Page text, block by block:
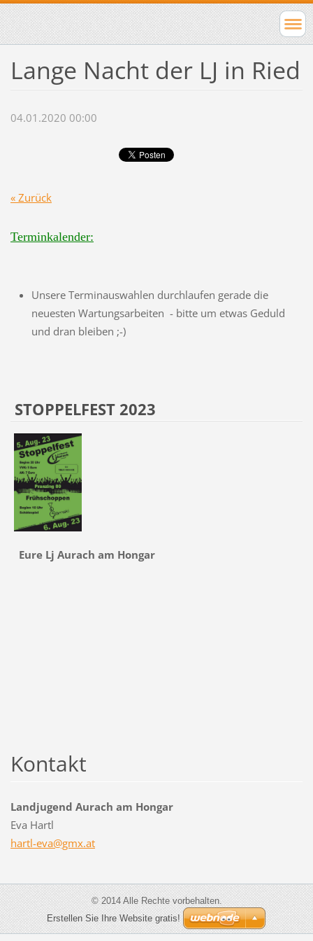
Lange Nacht der LJ in Ried
04.01.2020 00:00
« Zurück
Terminkalender:
Unsere Terminauswahlen durchlaufen gerade die
neuesten Wartungsarbeiten - bitte um etwas Geduld
und dran bleiben ;-)
STOPPELFEST 2023
Eure Lj Aurach am Hongar
Kontakt
Landjugend Aurach am Hongar
Eva Hartl
hartl-eva@gmx.at
© 2014 Alle Rechte vorbehalten.
Erstellen Sie Ihre Website gratis!